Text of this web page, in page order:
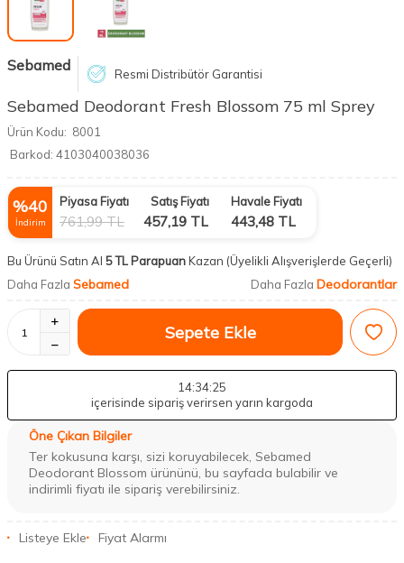
Sebamed Resmi Distribütör Garantisi
Sebamed Deodorant Fresh Blossom 75 ml Sprey
Ürün Kodu: 8001
Barkod: 4103040038036
%40
İndirim
Piyasa Fiyatı
761,99TL
Satış Fiyatı
457,19 TL
Havale Fiyatı
443,48 TL
Bu Ürünü Satın Al 5 TL ParapuanKazan (Üyelikli Alışverişlerde Geçerli)
Daha Fazla Sebamed Daha Fazla Deodorantlar
Sepete Ekle
14:34:24
içerisinde sipariş verirsen yarın kargoda
Öne Çıkan Bilgiler
Ter kokusuna karşı, sizi koruyabilecek, Sebamed
Deodorant Blossom ürününü, bu sayfada bulabilir ve
indirimli fiyatı ile sipariş verebilirsiniz.
Listeye Ekle Fiyat Alarmı